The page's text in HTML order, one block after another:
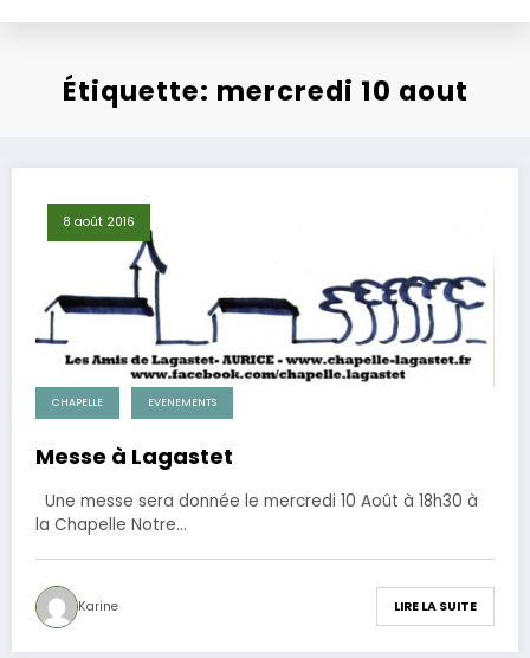
Étiquette: mercredi 10 aout
8 août 2016
CHAPELLE EVENEMENTS
Messe à Lagastet
Une messe sera donnée le mercredi 10 Août à 18h30 à
la Chapelle Notre…
Karine LIRE LA SUITE